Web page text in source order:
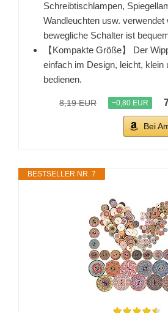
Schreibtischlampen,
Wandleuchten usw. verwendet
bewegliche Schalter ist
【Kompakte Größe】 Der
einfach im Design, leicht, klein
bedienen.
8,19 EUR −0,80 EUR
Bei
BESTSELLER NR. 7